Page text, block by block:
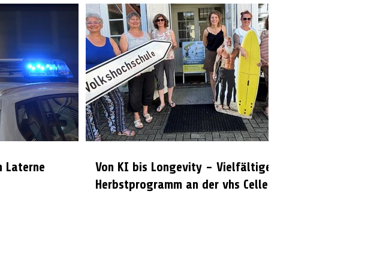
Laterne
Von KI bis Longevity – Vielfältiges
Herbstprogramm an der vhs Celle